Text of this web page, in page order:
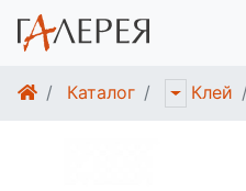
Каталог Клей